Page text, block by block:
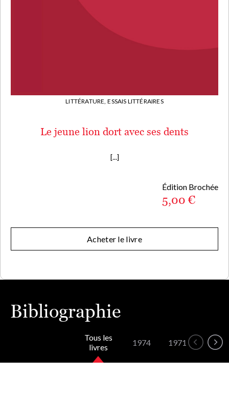
LITTÉRATURE, ESSAIS LITTÉRAIRES
Le jeune lion dort avec ses dents
[...]
Édition Brochée
5,00 €
Acheter le livre
Bibliographie
Tous les
livres
1974 1971 1968